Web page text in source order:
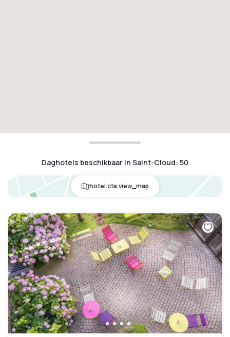
Daghotels beschikbaar in Saint-Cloud: 50
hotel.cta.view_map